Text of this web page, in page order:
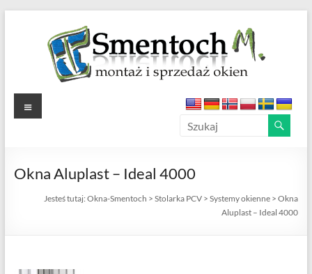
Okna-
PCV
Aluminiowe
Menu
Okna Aluplast – Ideal 4000
Jesteś tutaj:Okna-Smentoch >Stolarka PCV >Systemy okienne >Okna
Aluplast – Ideal 4000